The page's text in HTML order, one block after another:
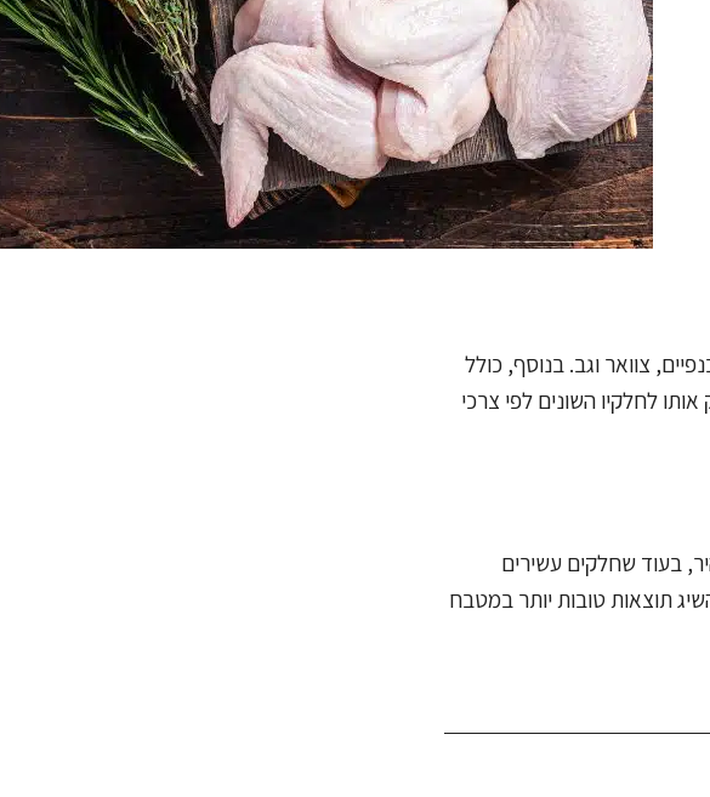
צוואר וגב. בנוסף, כולל
לחלקיו השונים לפי צרכי
בעוד שחלקים עשירים
תוצאות טובות יותר במטבח